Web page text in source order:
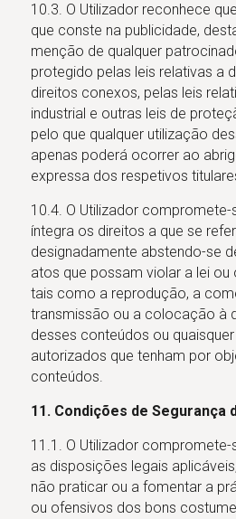
10.3. O Utilizador reconhece
que conste na publicidade,
menção de qualquer
protegido pelas leis relativas a
direitos conexos, pelas leis
industrial e outras leis de
pelo que qualquer utilização
apenas poderá ocorrer ao
expressa dos respetivos
10.4. O Utilizador compromete-
íntegra os direitos a que se
designadamente abstendo-se
atos que possam violar a lei ou
tais como a reprodução, a
transmissão ou a colocação à
desses conteúdos ou
autorizados que tenham por
conteúdos.
11. Condições de Segurança
11.1. O Utilizador
as disposições legais
não praticar ou a fomentar a
ou ofensivos dos bons